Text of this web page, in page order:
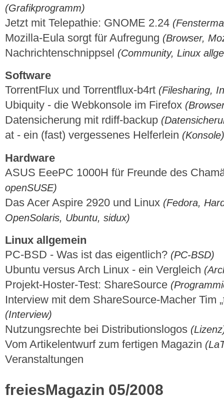
(Grafikprogramm)
Jetzt mit Telepathie: GNOME 2.24
Mozilla-Eula sorgt für Aufregung (Browser,
Nachrichtenschnippsel (Community, Linux
Software
TorrentFlux und Torrentflux-b4rt (Filesharing,
Ubiquity - die Webkonsole im Firefox
Datensicherung mit rdiff-backup
at - ein (fast) vergessenes Helferlein (Konsole)
Hardware
ASUS EeePC 1000H für Freunde des
openSUSE)
Das Acer Aspire 2920 und Linux (Fedora,
OpenSolaris, Ubuntu, sidux)
Linux allgemein
PC-BSD - Was ist das eigentlich? (PC-BSD)
Ubuntu versus Arch Linux - ein Vergleich
Projekt-Hoster-Test: ShareSource
Interview mit dem ShareSource-Macher Tim
(Interview)
Nutzungsrechte bei Distributionslogos
Vom Artikelentwurf zum fertigen Magazin
Veranstaltungen
freiesMagazin 05/2008